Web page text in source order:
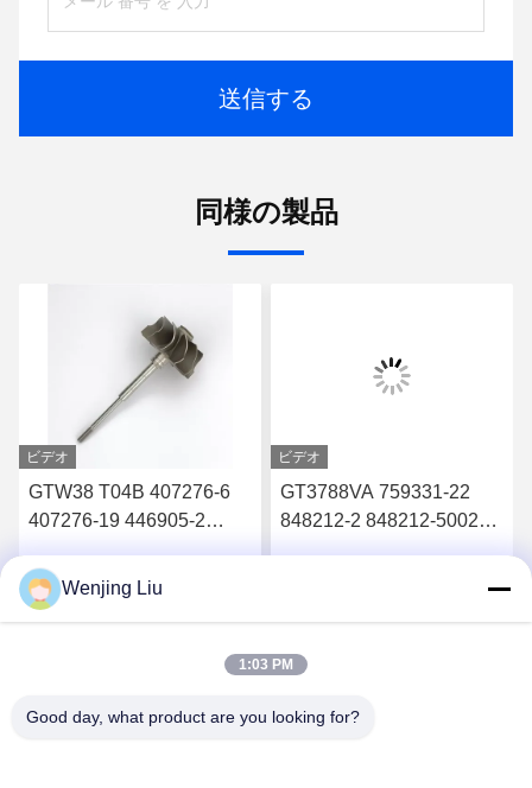
送信する
同様の製品
ビデオ
GTW38 T04B 407276-6
407276-19 446905-2
ャーのタービンホイール
シャフト最高 の 価格 を 入手 す
ビデオ
GT3788VA 759331-22
848212-2 848212-5002S
Wenjing Liu
1:03 PM
Good day, what product are you looking for?